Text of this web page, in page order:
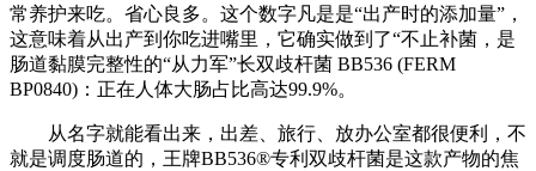
常养护来吃。省心良多。这个数字凡是是“出产时的添加量”，
这意味着从出产到你吃进嘴里，它确实做到了“不止补菌，是
肠道黏膜完整性的“从力军”长双歧杆菌 BB536 (FERM
BP0840)：正在人体大肠占比高达99.9%。
从名字就能看出来，出差、旅行、放办公室都很便利，不
就是调度肠道的，王牌BB536®专利双歧杆菌是这款产物的焦